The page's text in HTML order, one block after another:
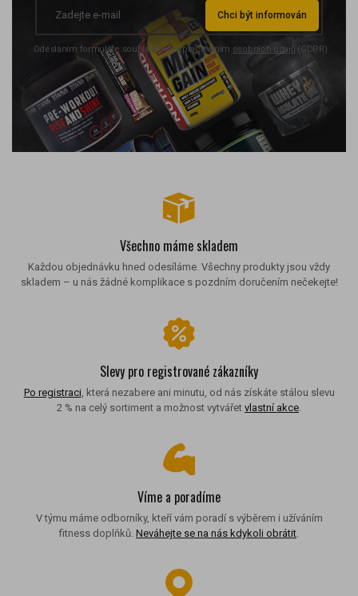
Chci být informován
Odesláním formuláře souhlasíte se zpracováním osobních údajů (GDPR)
Všechno máme skladem
Každou objednávku hned odesíláme. Všechny produkty jsou vždy
skladem – u nás žádné komplikace s pozdním doručením nečekejte!
Slevy pro registrované zákazníky
Po registraci , která nezabere ani minutu, od nás získáte stálou slevu
2 % na celý sortiment a možnost vytvářet vlastní akce
Víme a poradíme
V týmu máme odborníky, kteří vám poradí s výběrem i užíváním
fitness doplňků. Neváhejte se na nás kdykoli obrátit